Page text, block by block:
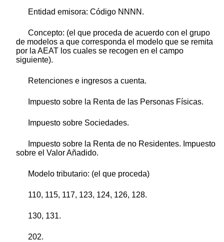
Entidad emisora: Código NNNN.
Concepto: (el que proceda de acuerdo con el grupo
de modelos a que corresponda el modelo que se remita
por la AEAT los cuales se recogen en el campo
siguiente).
Retenciones e ingresos a cuenta.
Impuesto sobre la Renta de las Personas Físicas.
Impuesto sobre Sociedades.
Impuesto sobre la Renta de no Residentes. Impuesto
sobre el Valor Añadido.
Modelo tributario: (el que proceda)
110, 115, 117, 123, 124, 126, 128.
130, 131.
202.